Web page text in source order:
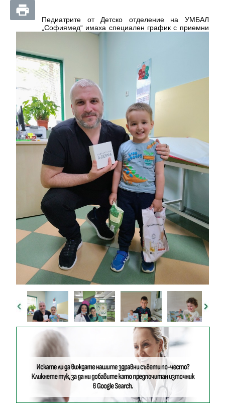
Педиатрите от Детско отделение на УМБАЛ
„Софиямед“ имаха специален график с приемни